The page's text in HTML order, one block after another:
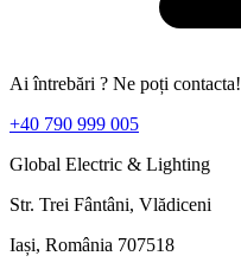
Ai întrebări ? Ne poți contacta!
+40 790 999 005
Global Electric & Lighting
Str. Trei Fântâni, Vlădiceni
Iași, România 707518